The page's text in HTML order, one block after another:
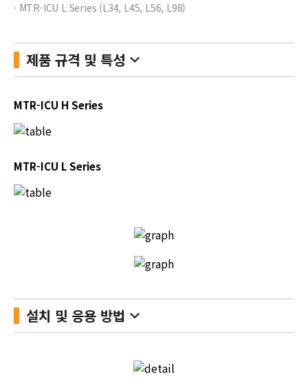
· MTR-ICU L Series (L34, L45, L56, L98)
제품 규격 및 특성 keyboard_arrow_down
MTR-ICU H Series
MTR-ICU L Series
설치 및 응용 방법 keyboard_arrow_down